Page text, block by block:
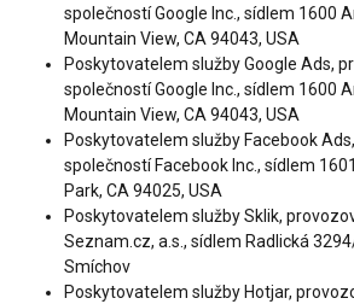
společností Google Inc., sídlem 1600
Mountain View, CA 94043, USA
Poskytovatelem služby Google Ads,
společností Google Inc., sídlem 1600
Mountain View, CA 94043, USA
Poskytovatelem služby Facebook
společností Facebook Inc., sídlem
Park, CA 94025, USA
Poskytovatelem služby Sklik,
Seznam.cz, a.s., sídlem Radlická
Smíchov
Poskytovatelem služby Hotjar,